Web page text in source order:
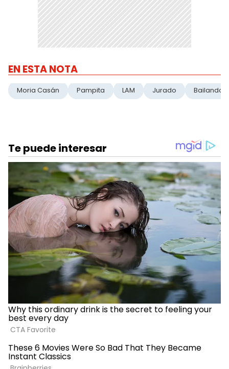
EN ESTA NOTA
Moria Casán Pampita LAM Jurado Bailando